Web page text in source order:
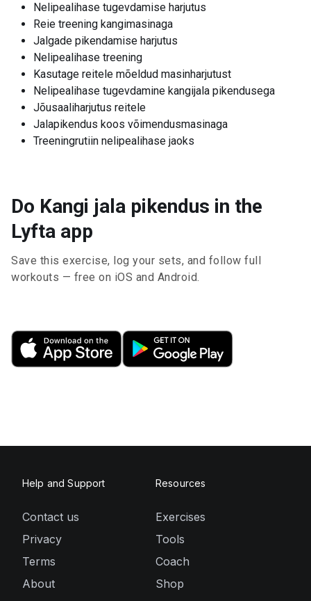
Nelipealihase tugevdamise harjutus
Reie treening kangimasinaga
Jalgade pikendamise harjutus
Nelipealihase treening
Kasutage reitele mõeldud masinharjutust
Nelipealihase tugevdamine kangijala pikendusega
Jõusaaliharjutus reitele
Jalapikendus koos võimendusmasinaga
Treeningrutiin nelipealihase jaoks
Do Kangi jala pikendus in the
Lyfta app
Save this exercise, log your sets, and follow full
workouts — free on iOS and Android.
Help and Support
Contact us
Privacy
Terms
About
Resources
Exercises
Tools
Coach
Shop